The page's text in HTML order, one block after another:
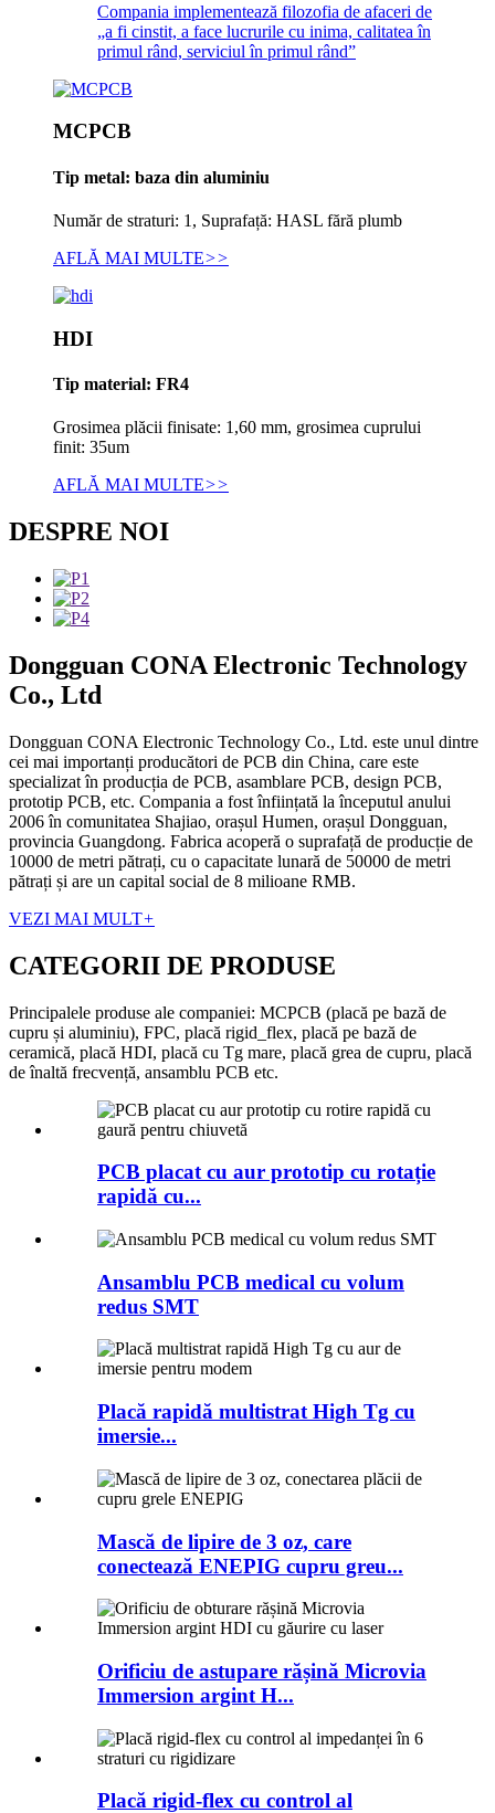
Compania implementează filozofia de afaceri de
„a fi cinstit, a face lucrurile cu inima, calitatea în
primul rând, serviciul în primul rând”
MCPCB
Tip metal: baza din aluminiu
Număr de straturi: 1, Suprafață: HASL fără plumb
AFLĂ MAI MULTE>>
HDI
Tip material: FR4
Grosimea plăcii finisate: 1,60 mm, grosimea cuprului
finit: 35um
AFLĂ MAI MULTE>>
DESPRE NOI
Dongguan CONA Electronic Technology
Co., Ltd
Dongguan CONA Electronic Technology Co., Ltd. este unul dintre
cei mai importanți producători de PCB din China, care este
specializat în producția de PCB, asamblare PCB, design PCB,
prototip PCB, etc. Compania a fost înființată la începutul anului
2006 în comunitatea Shajiao, orașul Humen, orașul Dongguan,
provincia Guangdong. Fabrica acoperă o suprafață de producție de
10000 de metri pătrați, cu o capacitate lunară de 50000 de metri
pătrați și are un capital social de 8 milioane RMB.
VEZI MAI MULT+
CATEGORII DE PRODUSE
Principalele produse ale companiei: MCPCB (placă pe bază de
cupru și aluminiu), FPC, placă rigid_flex, placă pe bază de
ceramică, placă HDI, placă cu Tg mare, placă grea de cupru, placă
de înaltă frecvență, ansamblu PCB etc.
PCB placat cu aur prototip cu rotație
rapidă cu...
Ansamblu PCB medical cu volum
redus SMT
Placă rapidă multistrat High Tg cu
imersie...
Mască de lipire de 3 oz, care
conectează ENEPIG cupru greu...
Orificiu de astupare rășină Microvia
Immersion argint H...
Placă rigid-flex cu control al